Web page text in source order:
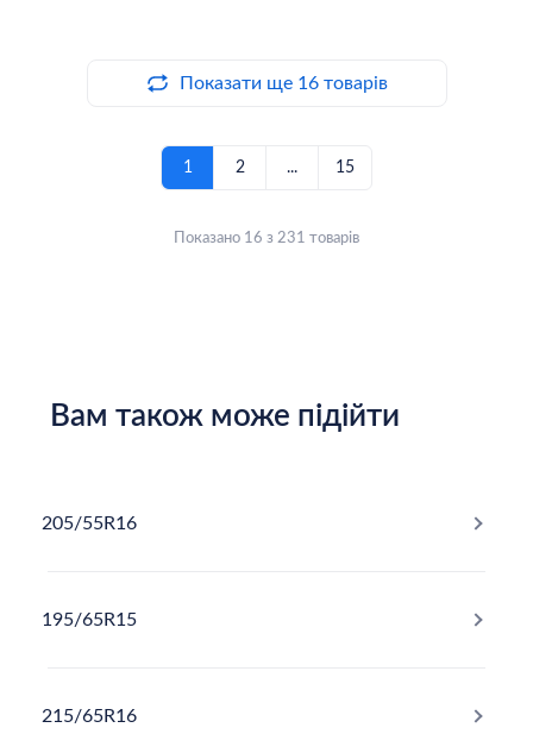
Показати ще 16 товарів
1 2 ... 15
Показано 16 з 231 товарів
Вам також може підійти
205/55R16
195/65R15
215/65R16